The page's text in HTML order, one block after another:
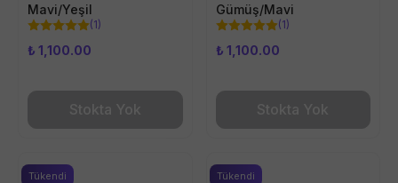
Mavi/Yeşil
(1)
₺ 1,100.00
Stokta Yok
Gümüş/Mavi
(1)
₺ 1,100.00
Stokta Yok
Tükendi Tükendi